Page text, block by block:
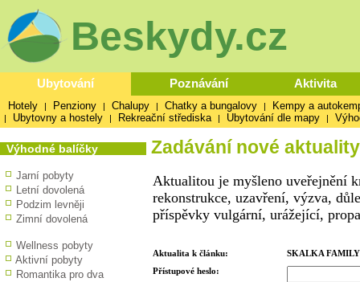
Beskydy.cz
Ubytování Poznávání Aktivita
Hotely | Penziony | Chalupy | Chatky a bungalovy | Kempy a
| Ubytovny a hostely | Rekreační střediska | Ubytování dle mapy |
Výhodné balíčky
Jarní pobyty
Letní dovolená
Podzim levněji
Zimní dovolená
Wellness pobyty
Aktivní pobyty
Romantika pro dva
Zadávání nové
Aktualitou je myšleno uveřejnění
rekonstrukce, uzavření, výzva,
příspěvky vulgární, urážející,
Aktualita k článku:
SKALKA
Přístupové heslo: